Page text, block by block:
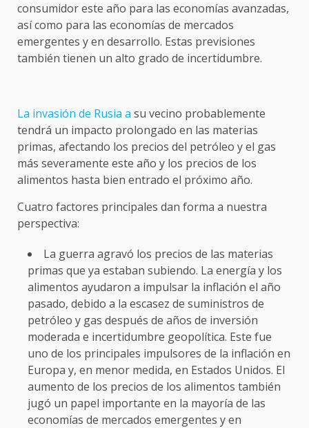
consumidor este año para las economías avanzadas,
así como para las economías de mercados
emergentes y en desarrollo. Estas previsiones
también tienen un alto grado de incertidumbre.
La invasión de Rusia a su vecino probablemente
tendrá un impacto prolongado en las materias
primas, afectando los precios del petróleo y el gas
más severamente este año y los precios de los
alimentos hasta bien entrado el próximo año.
Cuatro factores principales dan forma a nuestra
perspectiva:
La guerra agravó los precios de las materias
primas que ya estaban subiendo. La energía y los
alimentos ayudaron a impulsar la inflación el año
pasado, debido a la escasez de suministros de
petróleo y gas después de años de inversión
moderada e incertidumbre geopolítica. Este fue
uno de los principales impulsores de la inflación en
Europa y, en menor medida, en Estados Unidos. El
aumento de los precios de los alimentos también
jugó un papel importante en la mayoría de las
economías de mercados emergentes y en